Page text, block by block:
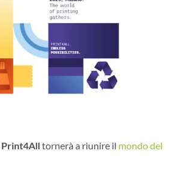
Print4Alltornerà a riunire il mondo del